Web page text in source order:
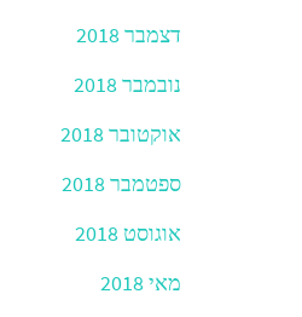
דצמבר 2018
נובמבר 2018
אוקטובר 2018
ספטמבר 2018
אוגוסט 2018
מאי 2018